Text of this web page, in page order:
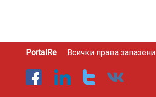
PortalRe Всички права запазени